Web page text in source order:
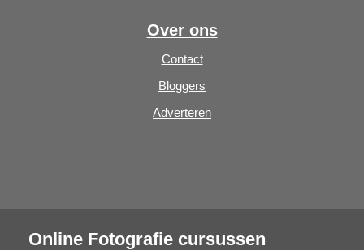
Over ons
Contact
Bloggers
Adverteren
Online Fotografie cursussen